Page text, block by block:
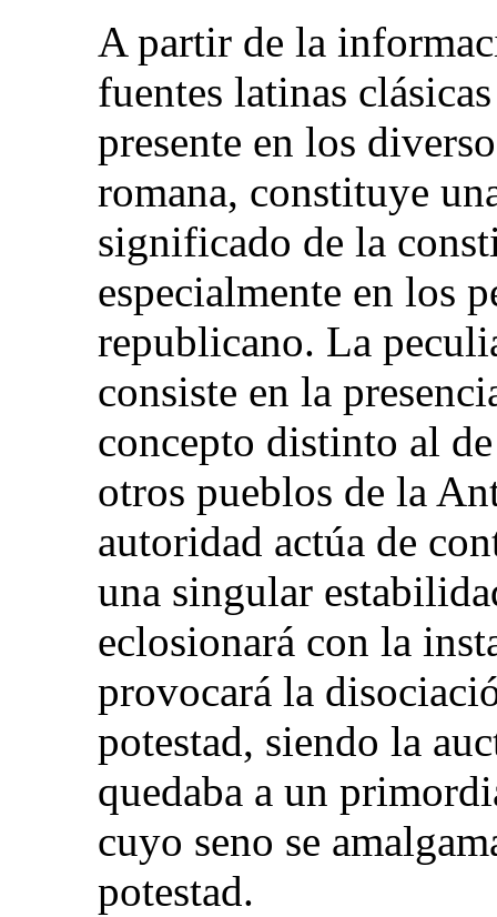
A partir de la
fuentes latinas
presente en los
romana, constituye
significado de la
especialmente en los
republicano. La
consiste en la
concepto distinto al
otros pueblos de la
autoridad actúa de
una singular
eclosionará con la
provocará la
potestad, siendo la
quedaba a un
cuyo seno se
potestad.